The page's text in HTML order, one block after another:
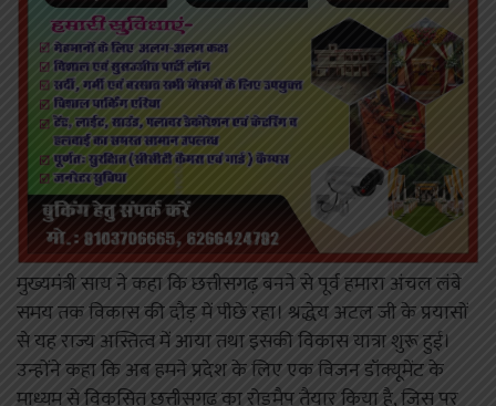
मुख्यमंत्री साय ने कहा कि छत्तीसगढ़ बनने से पूर्व हमारा अंचल लंबे
समय तक विकास की दौड़ में पीछे रहा। श्रद्धेय अटल जी के प्रयासों
से यह राज्य अस्तित्व में आया तथा इसकी विकास यात्रा शुरू हुई।
उन्होंने कहा कि अब हमने प्रदेश के लिए एक विजन डॉक्यूमेंट के
माध्यम से विकसित छत्तीसगढ़ का रोडमैप तैयार किया है, जिस पर